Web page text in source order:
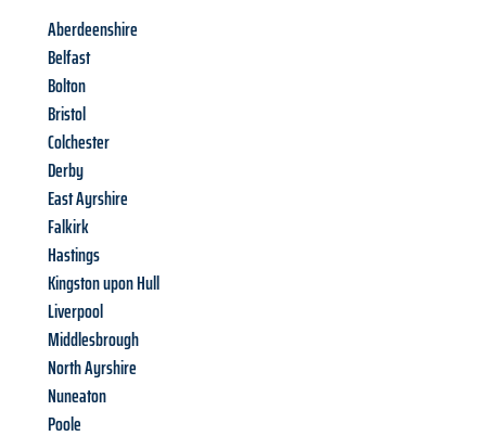
Aberdeenshire
Belfast
Bolton
Bristol
Colchester
Derby
East Ayrshire
Falkirk
Hastings
Kingston upon Hull
Liverpool
Middlesbrough
North Ayrshire
Nuneaton
Poole